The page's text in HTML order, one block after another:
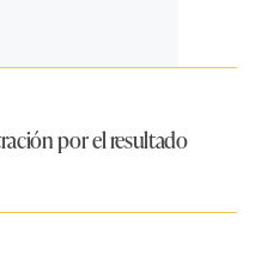
por el resultado